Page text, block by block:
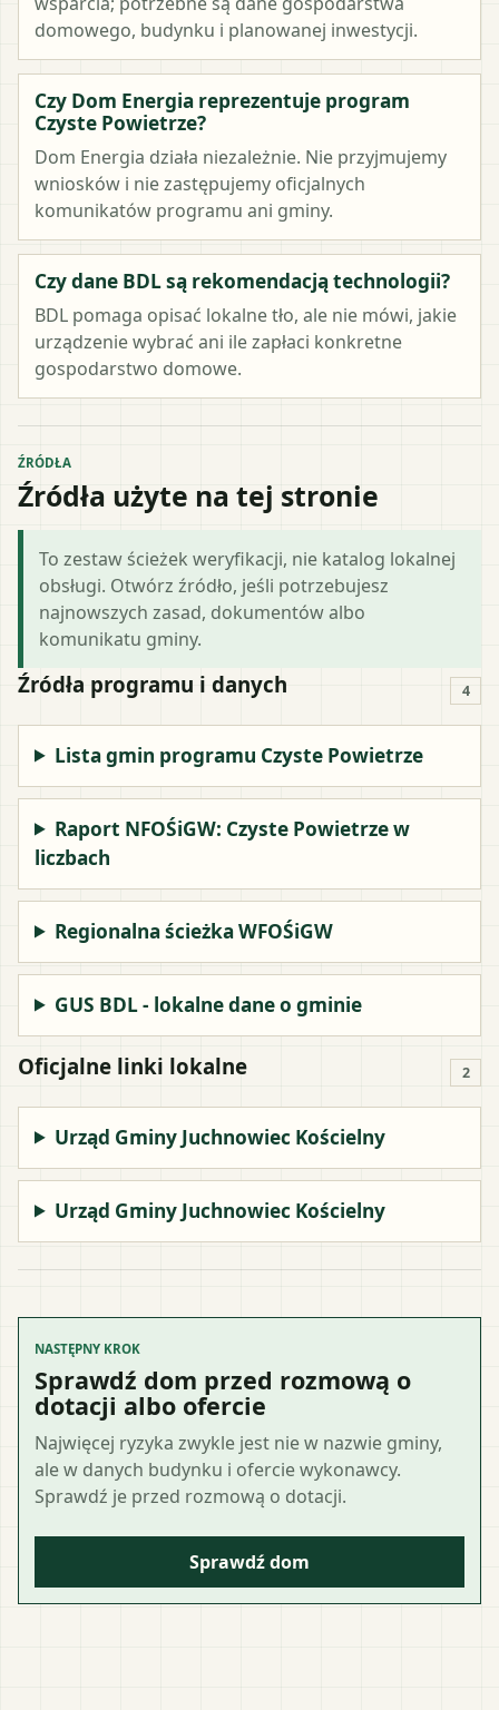
domowego, budynku i planowanej inwestycji.
Czy Dom Energia reprezentuje program
Czyste Powietrze?
Dom Energia działa niezależnie. Nie przyjmujemy
wniosków i nie zastępujemy oficjalnych
komunikatów programu ani gminy.
Czy dane BDL są rekomendacją technologii?
BDL pomaga opisać lokalne tło, ale nie mówi, jakie
urządzenie wybrać ani ile zapłaci konkretne
gospodarstwo domowe.
ŹRÓDŁA
Źródła użyte na tej stronie
To zestaw ścieżek weryfikacji, nie katalog lokalnej
obsługi. Otwórz źródło, jeśli potrzebujesz
najnowszych zasad, dokumentów albo
komunikatu gminy.
Źródła programu i danych 4
Lista gmin programu Czyste Powietrze
Raport NFOŚiGW: Czyste Powietrze w
liczbach
Regionalna ścieżka WFOŚiGW
GUS BDL - lokalne dane o gminie
Oficjalne linki lokalne 2
Urząd Gminy Juchnowiec Kościelny
Urząd Gminy Juchnowiec Kościelny
NASTĘPNY KROK
Sprawdź dom przed rozmową o
dotacji albo ofercie
Najwięcej ryzyka zwykle jest nie w nazwie gminy,
ale w danych budynku i ofercie wykonawcy.
Sprawdź je przed rozmową o dotacji.
Sprawdź dom